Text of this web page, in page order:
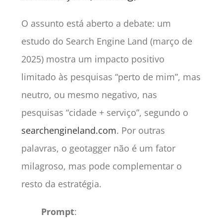
O assunto está aberto a debate: um
estudo do Search Engine Land (março de
2025) mostra um impacto positivo
limitado às pesquisas “perto de mim”, mas
neutro, ou mesmo negativo, nas
pesquisas “cidade + serviço”, segundo o
searchengineland.com. Por outras
palavras, o geotagger não é um fator
milagroso, mas pode complementar o
resto da estratégia.
Prompt: